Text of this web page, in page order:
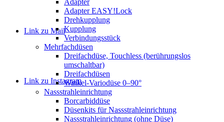
Link zu Mail
Link zu Instagram
Adapter
Adapter EASY!Lock
Drehkupplung
Kupplung
Verbindungsstück
Mehrfachdüsen
Dreifachdüse, Touchless (berührungslos
umschaltbar)
Dreifachdüsen
Winkel-Variodüse 0–90°
Nassstrahleinrichtung
Borcarbiddüse
Düsenkits für Nassstrahleinrichtung
Nassstrahleinrichtung (ohne Düse)